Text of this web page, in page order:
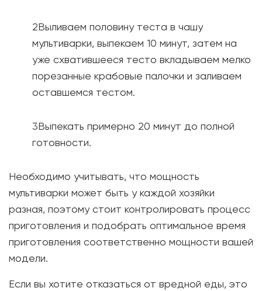
Выливаем половину теста в чашу
мультиварки, выпекаем 10 минут, затем на
уже схватившееся тесто вкладываем мелко
порезанные крабовые палочки и заливаем
оставшемся тестом.
Выпекать примерно 20 минут до полной
готовности.
Необходимо учитывать, что мощность
мультиварки может быть у каждой хозяйки
разная, поэтому стоит контролировать процесс
приготовления и подобрать оптимальное время
приготовления соответственно мощности вашей
модели.
Если вы хотите отказаться от вредной еды, это